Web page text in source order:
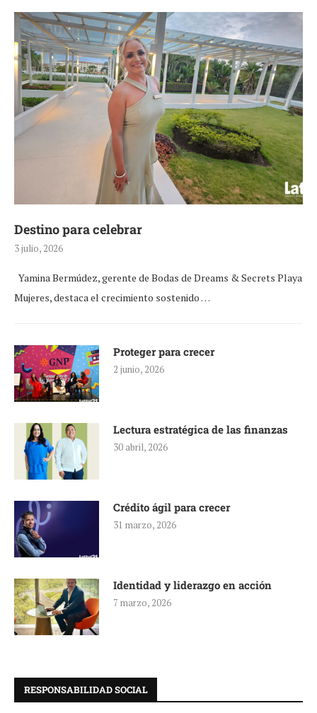
Destino para celebrar
3 julio, 2026
Yamina Bermúdez, gerente de Bodas de Dreams & Secrets Playa
Mujeres, destaca el crecimiento sostenido …
Proteger para crecer
2 junio, 2026
Lectura estratégica de las finanzas
30 abril, 2026
Crédito ágil para crecer
31 marzo, 2026
Identidad y liderazgo en acción
7 marzo, 2026
RESPONSABILIDAD SOCIAL